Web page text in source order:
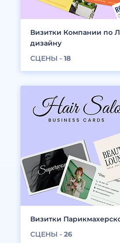
Визитки Компании по
дизайну
СЦЕНЫ - 18
Визитки
СЦЕНЫ - 26